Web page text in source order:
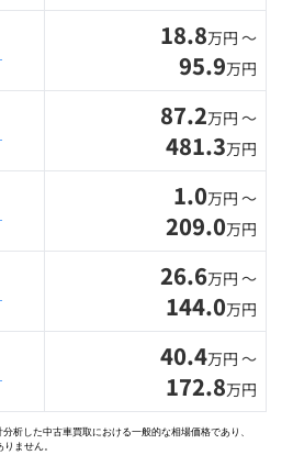
18.8万円 〜
95.9万円
87.2万円 〜
481.3万円
1.0万円 〜
209.0万円
26.6万円 〜
144.0万円
40.4万円 〜
172.8万円
析した中古車買取における一般的な相場価格であり、
ません。